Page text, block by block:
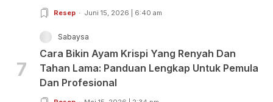
Resep Juni 15, 2026 | 6:40 am
7
Sabaysa
Cara Bikin Ayam Krispi Yang Renyah Dan
Tahan Lama: Panduan Lengkap Untuk Pemula
Dan Profesional